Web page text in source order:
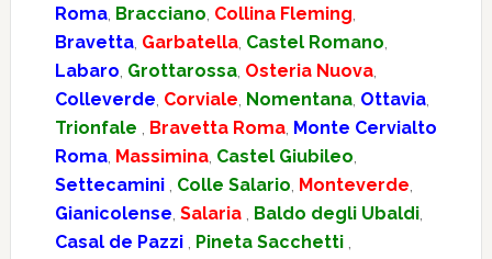
Roma, Bracciano, Collina Fleming,
Bravetta, Garbatella, Castel Romano,
Labaro, Grottarossa, Osteria Nuova,
Colleverde, Corviale, Nomentana, Ottavia,
Trionfale , Bravetta Roma, Monte Cervialto
Roma, Massimina, Castel Giubileo,
Settecamini , Colle Salario, Monteverde,
Gianicolense, Salaria , Baldo degli Ubaldi,
Casal de Pazzi , Pineta Sacchetti ,